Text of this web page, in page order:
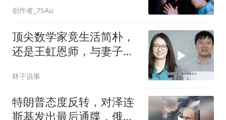
创作者_7SAu
顶尖数学家竟生活简朴，
还是王虹恩师，与妻子合
林子说事
特朗普态度反转，对泽连
斯基发出最后通牒，俄乌